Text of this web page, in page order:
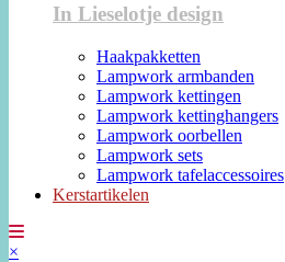
In Lieselotje design
Haakpakketten
Lampwork armbanden
Lampwork kettingen
Lampwork kettinghangers
Lampwork oorbellen
Lampwork sets
Lampwork tafelaccessoires
Kerstartikelen
×